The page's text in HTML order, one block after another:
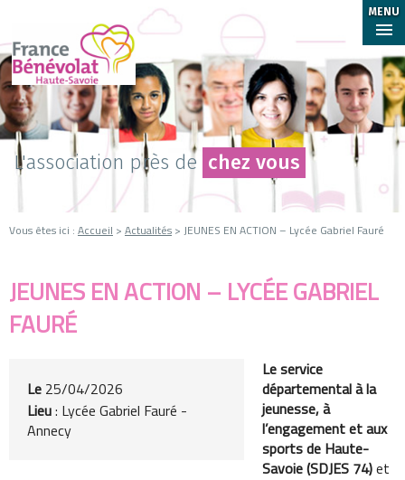
MENU
L'association près de chez vous
Vous êtes ici : Accueil > Actualités > JEUNES EN ACTION – Lycée Gabriel Fauré
JEUNES EN ACTION – LYCÉE GABRIEL
FAURÉ
Le 25/04/2026
Lieu: Lycée Gabriel Fauré -
Annecy
Le service
départemental à la
jeunesse, à
l’engagement et aux
sports de Haute-
Savoie (SDJES 74)et